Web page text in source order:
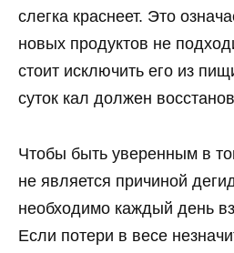
слегка краснеет. Это
новых продуктов не
стоит исключить его из
суток кал должен
Чтобы быть уверенным в
не является причиной
необходимо каждый день
Если потери в весе